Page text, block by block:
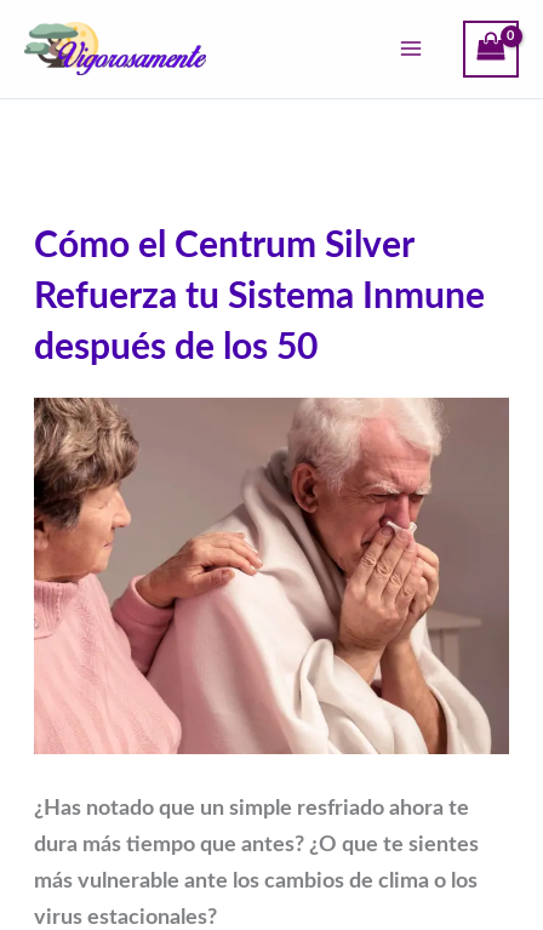
Cómo el Centrum Silver
Refuerza tu Sistema Inmune
después de los 50
¿Has notado que un simple resfriado ahora te
dura más tiempo que antes? ¿O que te sientes
más vulnerable ante los cambios de clima o los
virus estacionales?